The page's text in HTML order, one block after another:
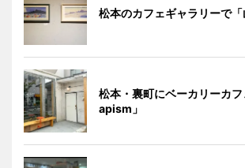
松本のカフェギャラリーで「
松本・裏町にベーカリーカ
apism」